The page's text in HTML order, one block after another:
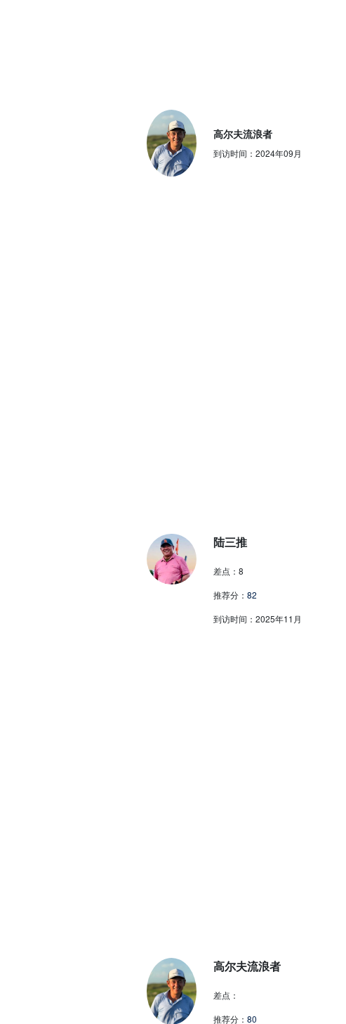
高尔夫流浪者
到访时间： 2024年09月
陆三推
差点： 8
推荐分： 82
到访时间： 2025年11月
高尔夫流浪者
差点：
推荐分： 80